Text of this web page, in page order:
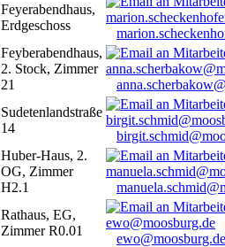
Feyerabendhaus,
Erdgeschoss
Feyberabendhaus,
2. Stock, Zimmer
21
Sudetenlandstraße
14
Huber-Haus, 2.
OG, Zimmer
H2.1
Rathaus, EG,
Zimmer R0.01
ewo@moosburg.de